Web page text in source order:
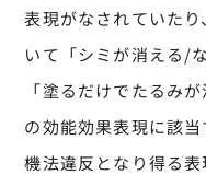
表現がなされていた
いて「シミが消える/
「塗るだけでたるみ
の効能効果表現に該
機法違反となり得る表